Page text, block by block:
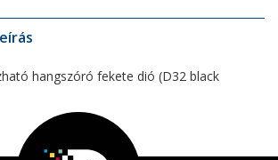
hangszóró fekete dió (D32 black